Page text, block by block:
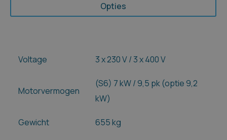
Opties
Voltage 3 x 230 V / 3 x 400 V
Motorvermogen
(S6) 7 kW / 9,5 pk (optie 9,2
kW)
Gewicht 655 kg